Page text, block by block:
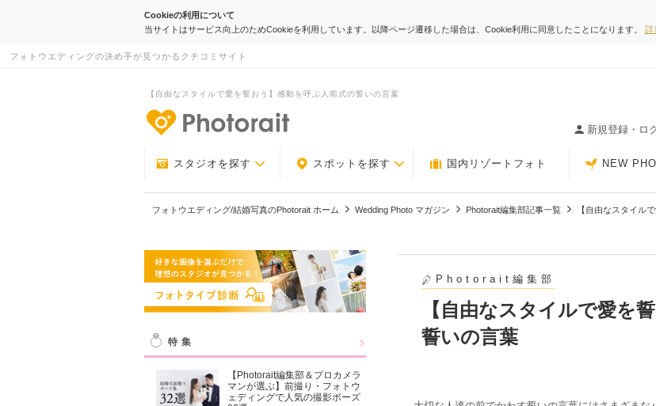
Cookieの利用について
当サイトはサービス向上のためCookieを利用しています。以降ページ遷移した場合は、Cookie利用に同意したことになります。 詳
フォトウエディングの決め手が見つかるクチコミサイト
【自由なスタイルで愛を誓おう】感動を呼ぶ人前式の誓いの言葉
新規登録・ロ
スタジオを探す スポットを探す 国内リゾートフォト NEW
フォトウエディング/結婚写真のPhotorait ホーム Wedding Photo マガジン Photorait編集部記事一覧 【自由なスタイル
特集
【Photorait編集部＆プロカメラ
マンが選ぶ】前撮り・フォトウ
ェディングで人気の撮影ポーズ
Photorait編集部
【自由なスタイルで愛を
誓いの言葉